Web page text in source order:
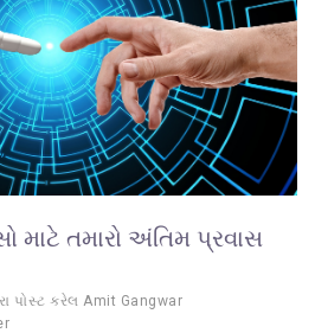
તમારો અંતિમ પ્રવાસ
પોસ્ટ કરેલ Amit Gangwar